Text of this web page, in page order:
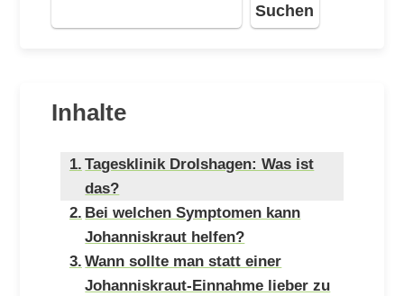
Suchen
Inhalte
Tagesklinik Drolshagen: Was ist
das?
Bei welchen Symptomen kann
Johanniskraut helfen?
Wann sollte man statt einer
Johanniskraut-Einnahme lieber zu